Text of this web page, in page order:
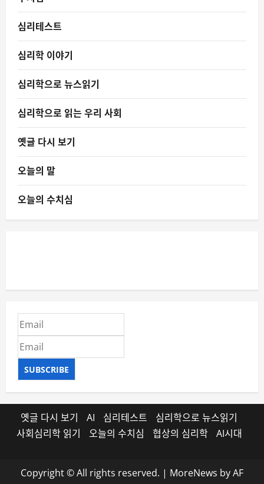
심리테스트
심리학 이야기
심리학으로 뉴스읽기
심리학으로 읽는 우리 사회
옛글 다시 보기
오늘의 말
오늘의 수치심
SUBSCRIBE
옛글 다시 보기 AI 심리테스트
심리학으로 뉴스읽기
사회심리학 읽기
오늘의 수치심 협상의 심리학 AI시대
Copyright © All rights reserved. | MoreNews by AF